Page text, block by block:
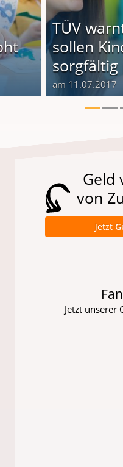
TÜV
sollen
am 11.07.2017
Geld
von
Jetzt
Jetzt unserer